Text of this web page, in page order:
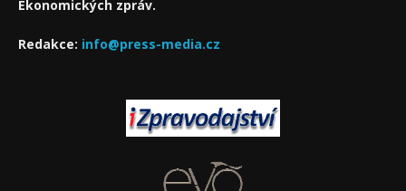
Ekonomických zpráv.
Redakce: info@press-media.cz